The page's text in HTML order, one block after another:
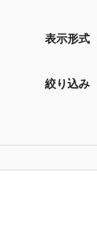
表示形式
絞り込み